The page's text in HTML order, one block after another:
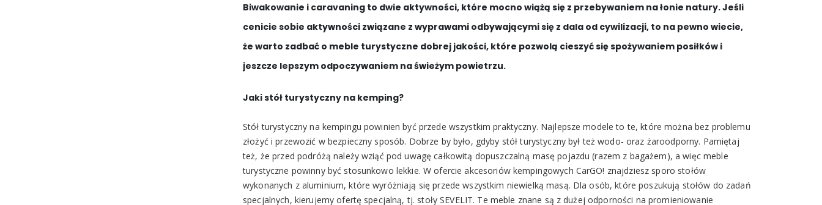
Biwakowanie i caravaning to dwie aktywności, które mocno wiążą się z przebywaniem na łonie natury. Jeśli
cenicie sobie aktywności związane z wyprawami odbywającymi się z dala od cywilizacji, to na pewno wiecie,
że warto zadbać o meble turystyczne dobrej jakości, które pozwolą cieszyć się spożywaniem posiłków i
jeszcze lepszym odpoczywaniem na świeżym powietrzu.
Jaki stół turystyczny na kemping?
Stół turystyczny na kempingu powinien być przede wszystkim praktyczny. Najlepsze modele to te, które można bez problemu
złożyć i przewozić w bezpieczny sposób. Dobrze by było, gdyby stół turystyczny był też wodo- oraz żaroodporny. Pamiętaj
też, że przed podróżą należy wziąć pod uwagę całkowitą dopuszczalną masę pojazdu (razem z bagażem), a więc meble
turystyczne powinny być stosunkowo lekkie. W ofercie akcesoriów kempingowych CarGO! znajdziesz sporo stołów
wykonanych z aluminium, które wyróżniają się przede wszystkim niewielką masą. Dla osób, które poszukują stołów do zadań
specjalnych, kierujemy ofertę specjalną, tj. stoły SEVELIT. Te meble znane są z dużej odporności na promieniowanie